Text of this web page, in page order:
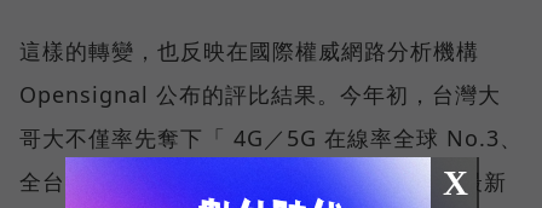
這樣的轉變，也反映在國際權威網路分析機構
Opensignal 公布的評比結果。今年初，台灣大
哥大不僅率先奪下「 4G／5G 在線率全球 No.3、
全台 No.1 」國際級榮譽，在 Opensignal 最新
X